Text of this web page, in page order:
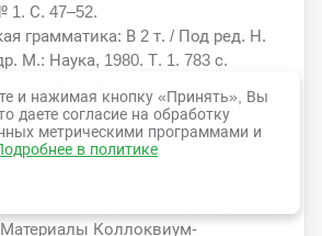
1. С. 47–52.
грамматика: В 2 т. / Под ред. Н.
М.: Наука, 1980. Т. 1. 783 с.
тренинг. – М.: МПГУ,
репрезентации категории
неопределенности в современном
Коллоквиум-
и нажимая кнопку «Принять», Вы
даете согласие на обработку
метрическими программами и
в политике